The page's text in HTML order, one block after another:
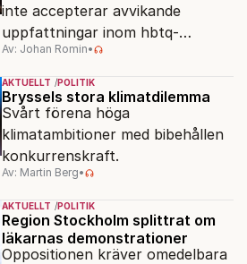
inte accepterar avvikande
uppfattningar inom hbtq-
rörelsen. "Vi har inga problem
med transpersoner", säger
ordföranden Linn Saarinen.
Av: Johan Romin•
AKTUELLT POLITIK
Bryssels stora klimatdilemma
Svårt förena höga
klimatambitioner med bibehållen
konkurrenskraft.
Av: Martin Berg•
AKTUELLT POLITIK
Region Stockholm splittrat om
läkarnas demonstrationer
Oppositionen kräver omedelbara